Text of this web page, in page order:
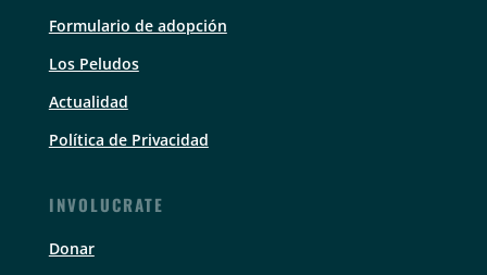
Formulario de adopción
Los Peludos
Actualidad
Política de Privacidad
INVOLUCRATE
Donar